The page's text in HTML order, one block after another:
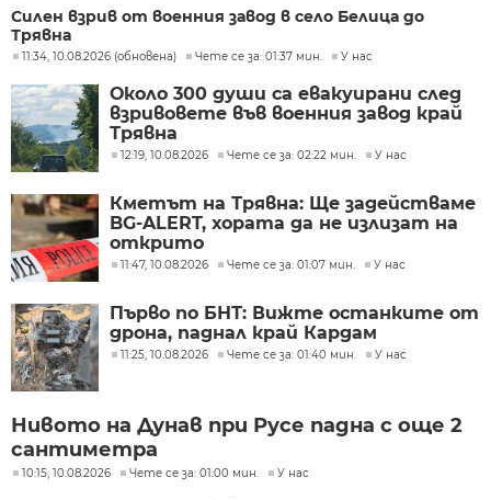
Силен взрив от военния завод в село Белица до
Трявна
11:34, 10.08.2026 (обновена) Чете се за: 01:37 мин. У нас
Около 300 души са евакуирани след
взривовете във военния завод край
Трявна
12:19, 10.08.2026 Чете се за: 02:22 мин. У нас
Кметът на Трявна: Ще задействаме
BG-ALERT, хората да не излизат на
открито
11:47, 10.08.2026 Чете се за: 01:07 мин. У нас
Първо по БНТ: Вижте останките от
дрона, паднал край Кардам
11:25, 10.08.2026 Чете се за: 01:40 мин. У нас
Нивото на Дунав при Русе падна с още 2
сантиметра
10:15, 10.08.2026 Чете се за: 01:00 мин. У нас